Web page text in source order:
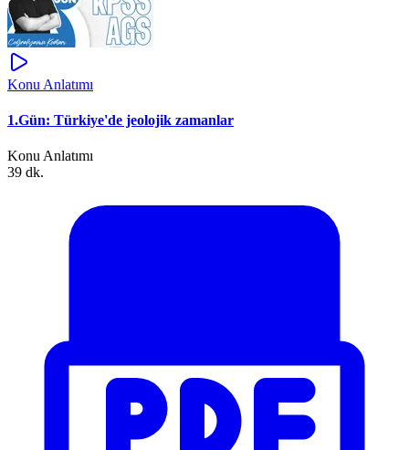
Konu Anlatımı
1.Gün: Türkiye'de jeolojik zamanlar
Konu Anlatımı
39 dk.